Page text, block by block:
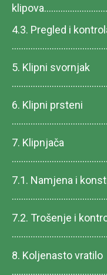
4.3. Pregled i
5. Klipni svornjak
6. Klipni prsteni
7. Klipnjača
7.1. Namjena i
7.2. Trošenje i
8. Koljenasto vratilo